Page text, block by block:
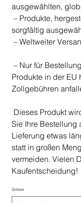
ausgewählten,
– Produkte,
sorgfältig
– Weltweiter
– Nur für
Produkte in der EU
Zollgebühren
Dieses Produkt
Sie Ihre Bestellung
Lieferung etwas
statt in großen
vermeiden. Vielen
Kaufentscheidung!
Grösse